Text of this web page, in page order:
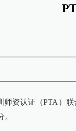
师资认证（PTA）